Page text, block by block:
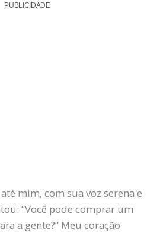
PUBLICIDADE
mim, com sua voz serena e
“Você pode comprar um
a gente?” Meu coração